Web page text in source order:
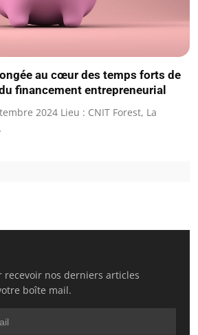
au cœur des temps forts de
financement entrepreneurial
2024 Lieu : CNIT Forest, La
recevoir nos derniers articles
boîte mail.